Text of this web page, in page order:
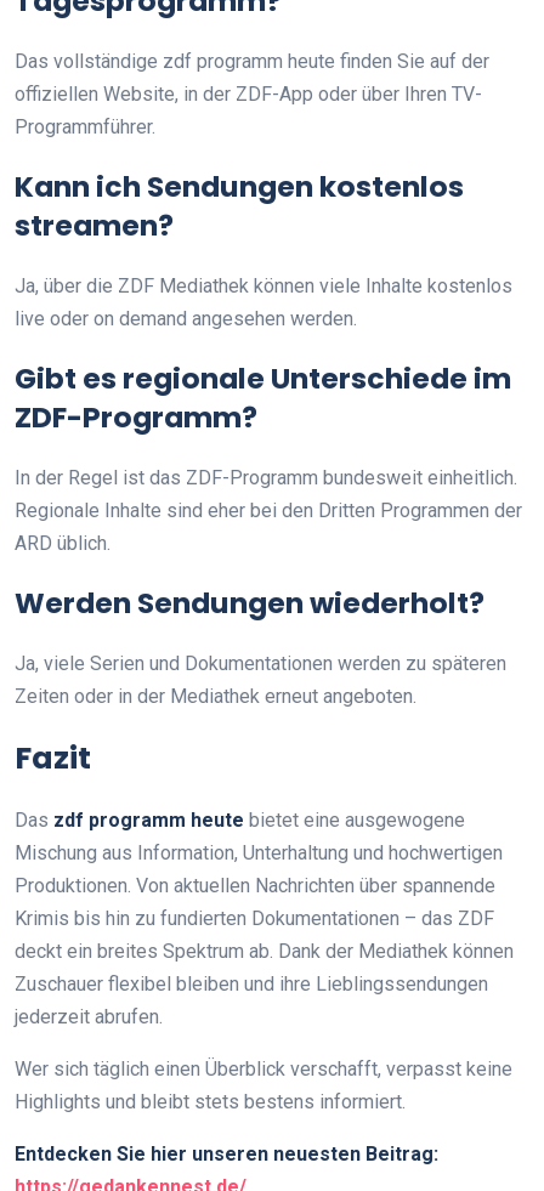
Das vollständige zdf programm heute finden Sie auf der
offiziellen Website, in der ZDF-App oder über Ihren TV-
Programmführer.
Kann ich Sendungen kostenlos
streamen?
Ja, über die ZDF Mediathek können viele Inhalte kostenlos
live oder on demand angesehen werden.
Gibt es regionale Unterschiede im
ZDF-Programm?
In der Regel ist das ZDF-Programm bundesweit einheitlich.
Regionale Inhalte sind eher bei den Dritten Programmen der
ARD üblich.
Werden Sendungen wiederholt?
Ja, viele Serien und Dokumentationen werden zu späteren
Zeiten oder in der Mediathek erneut angeboten.
Fazit
Das zdf programm heute bietet eine ausgewogene
Mischung aus Information, Unterhaltung und hochwertigen
Produktionen. Von aktuellen Nachrichten über spannende
Krimis bis hin zu fundierten Dokumentationen – das ZDF
deckt ein breites Spektrum ab. Dank der Mediathek können
Zuschauer flexibel bleiben und ihre Lieblingssendungen
jederzeit abrufen.
Wer sich täglich einen Überblick verschafft, verpasst keine
Highlights und bleibt stets bestens informiert.
Entdecken Sie hier unseren neuesten Beitrag: